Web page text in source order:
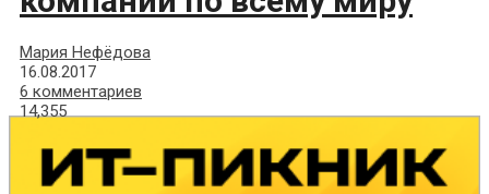
Мария Нефёдова
16.08.2017
6 комментариев
14,355